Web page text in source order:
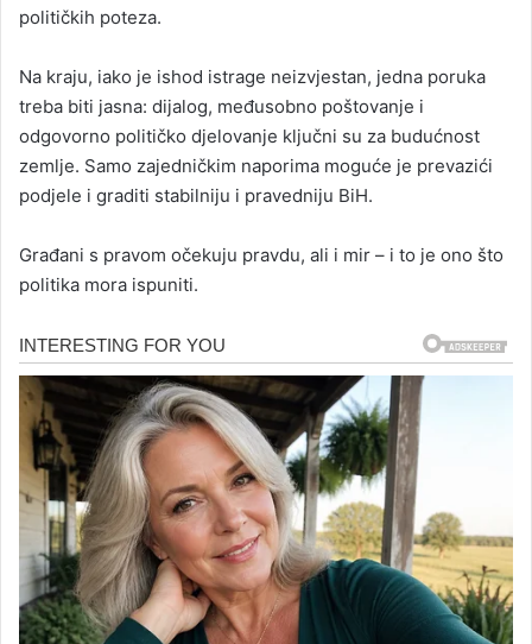
političkih poteza.
Na kraju, iako je ishod istrage neizvjestan, jedna poruka
treba biti jasna: dijalog, međusobno poštovanje i
odgovorno političko djelovanje ključni su za budućnost
zemlje. Samo zajedničkim naporima moguće je prevazići
podjele i graditi stabilniju i pravedniju BiH.
Građani s pravom očekuju pravdu, ali i mir – i to je ono što
politika mora ispuniti.